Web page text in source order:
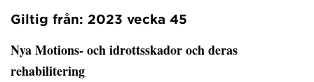
Giltig från: 2023 vecka 45
Nya Motions- och idrottsskador och deras
rehabilitering